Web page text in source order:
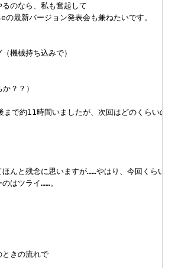
のなら、私も奮起して
の最新バージョン発表会も兼ねたいです。
機械持ち込みで）
？？）
まで約11時間いましたが、次回はどのくらい
ほんと残念に思いますが……やはり、今回くら
はツライ……。
きの流れで